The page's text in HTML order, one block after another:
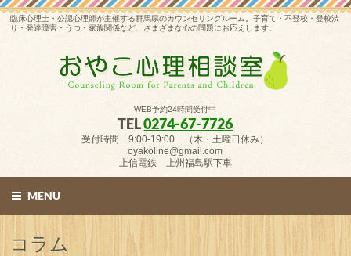
臨床心理士・公認心理師が主催する群馬県のカウンセリングルーム。子育て・不登校・登校渋
り・発達障害・うつ・家族関係など、さまざまな心の問題にお応えします。
WEB予約24時間受付中
TEL0274-67-7726
受付時間 9:00-19:00 （木・土曜日休み）
oyakoline@gmail.com
上信電鉄 上州福島駅下車
MENU
コラム